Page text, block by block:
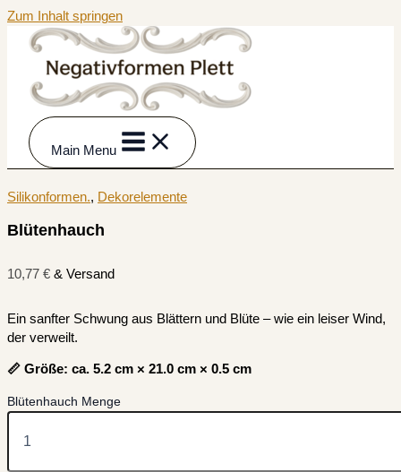
Zum Inhalt springen
Main Menu
Silikonformen., Dekorelemente
Blütenhauch
10,77 € & Versand
Ein sanfter Schwung aus Blättern und Blüte – wie ein leiser Wind,
der verweilt.
📏 Größe: ca. 5.2 cm × 21.0 cm × 0.5 cm
Blütenhauch Menge